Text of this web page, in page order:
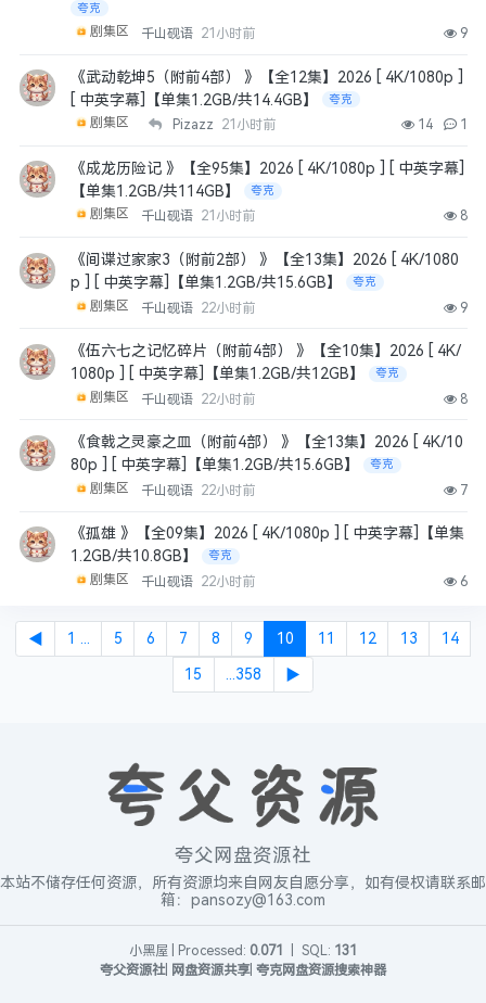
夸克
剧集区 千山砚语 21小时前 9
《武动乾坤5（附前4部） 》【全12集】2026 [ 4K/1080p ]
[ 中英字幕]【单集1.2GB/共14.4GB】
夸克
剧集区 Pizazz 21小时前 14 1
《成龙历险记 》【全95集】2026 [ 4K/1080p ] [ 中英字幕]
【单集1.2GB/共114GB】
夸克
剧集区 千山砚语 21小时前 8
《间谍过家家3（附前2部） 》【全13集】2026 [ 4K/1080
p ] [ 中英字幕]【单集1.2GB/共15.6GB】
夸克
剧集区 千山砚语 22小时前 9
《伍六七之记忆碎片（附前4部） 》【全10集】2026 [ 4K/
1080p ] [ 中英字幕]【单集1.2GB/共12GB】
夸克
剧集区 千山砚语 22小时前 8
《食戟之灵豪之皿（附前4部） 》【全13集】2026 [ 4K/10
80p ] [ 中英字幕]【单集1.2GB/共15.6GB】
夸克
剧集区 千山砚语 22小时前 7
《孤雄 》【全09集】2026 [ 4K/1080p ] [ 中英字幕]【单集
1.2GB/共10.8GB】
夸克
剧集区 千山砚语 22小时前 6
◀ 1 ... 5 6 7 8 9 10 11 12 13 14
15 ...358 ▶
夸父网盘资源社
本站不储存任何资源，所有资源均来自网友自愿分享，如有侵权请联系邮
箱：pansozy@163.com
小黑屋 Processed: 0.071 SQL: 131
夸父资源社| 网盘资源共享| 夸克网盘资源搜索神器